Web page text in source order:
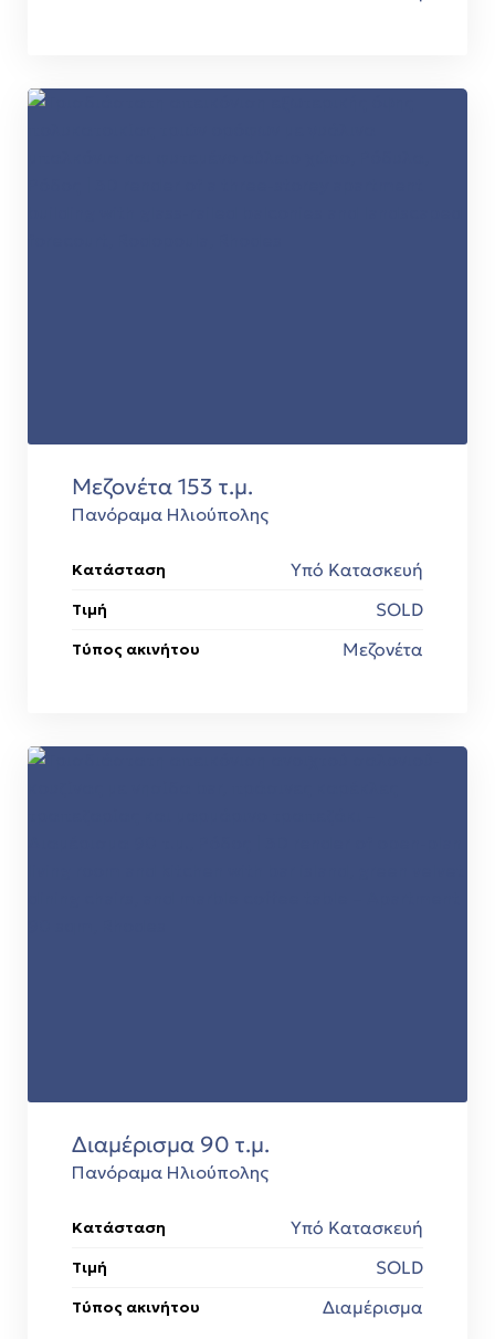
Μεζονέτα 153 τ.μ.
Πανόραμα Ηλιούπολης
Κατάσταση Υπό Κατασκευή
Τιμή SOLD
Τύπος ακινήτου Μεζονέτα
Διαμέρισμα 90 τ.μ.
Πανόραμα Ηλιούπολης
Κατάσταση Υπό Κατασκευή
Τιμή SOLD
Τύπος ακινήτου Διαμέρισμα